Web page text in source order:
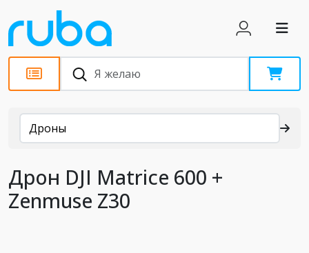
Каталог
Дроны
Дрон DJI Matrice 600 +
Zenmuse Z30